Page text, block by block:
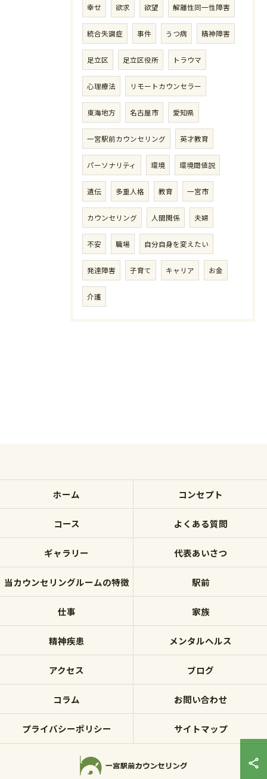
幸せ 欲求 欲望 解離性同一性障害
統合失調症 事件 うつ病 精神障害
足立区 足立区役所 トラウマ
心理療法 リモートカウンセラー
東海地方 名古屋市 愛知県
一宮駅前カウンセリング 英才教育
パーソナリティ 環境 環境閾値説
遺伝 多重人格 教育 一宮市
カウンセリング 人間関係 夫婦
不安 職場 自分自身を変えたい
発達障害 子育て キャリア お金
介護
ホーム コンセプト
コース よくある質問
ギャラリー 代表あいさつ
当カウンセリングルームの特徴 駅前
仕事 家族
精神疾患 メンタルヘルス
アクセス ブログ
コラム お問い合わせ
プライバシーポリシー サイトマップ
ご予約・お問い合わせはこちら